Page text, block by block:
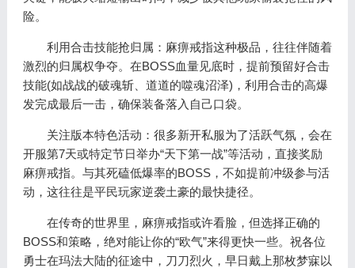
险。
利用合击技能抢归属：麻痹戒指这种极品，往往伴随着
激烈的归属权争夺。在BOSS血量见底时，提前预留好合击
技能(如战战的破魂斩、道道的噬魂沼泽)，利用合击的高爆
发完成最后一击，确保装备落入自己口袋。
关注版本特色活动：很多新开私服为了活跃气氛，会在
开服第7天或特定节日举办“天下第一战”等活动，直接奖励
麻痹戒指。与其死磕低爆率的BOSS，不如提前冲级参与活
动，这往往是平民玩家逆袭土豪的最快捷径。
在传奇的世界里，麻痹戒指或许看脸，但选择正确的
BOSS和策略，绝对能让你的“欧气”来得更快一些。祝各位
勇士在玛法大陆的征途中，刀刀烈火，早日戴上那枚梦寐以